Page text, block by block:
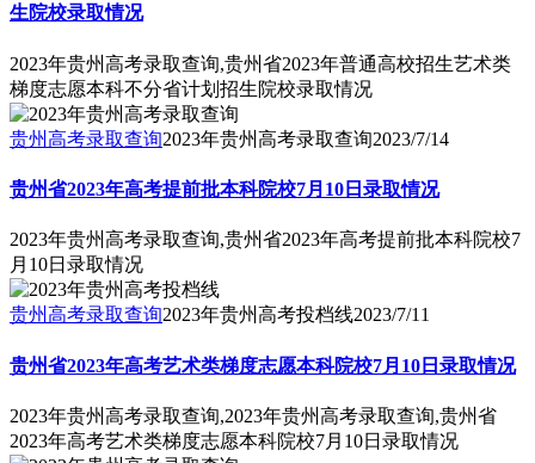
生院校录取情况
2023年贵州高考录取查询,贵州省2023年普通高校招生艺术类
梯度志愿本科不分省计划招生院校录取情况
贵州高考录取查询2023年贵州高考录取查询2023/7/14
贵州省2023年高考提前批本科院校7月10日录取情况
2023年贵州高考录取查询,贵州省2023年高考提前批本科院校7
月10日录取情况
贵州高考录取查询2023年贵州高考投档线2023/7/11
贵州省2023年高考艺术类梯度志愿本科院校7月10日录取情况
2023年贵州高考录取查询,2023年贵州高考录取查询,贵州省
2023年高考艺术类梯度志愿本科院校7月10日录取情况